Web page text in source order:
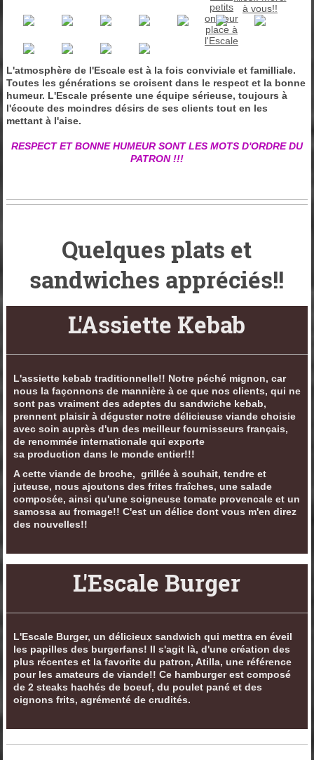
L'atmosphère de l'Escale est à la fois conviviale et familliale.
Toutes les générations se croisent dans le respect et la bonne
humeur. L'Escale présente une équipe sérieuse, toujours à
l'écoute des moindres désirs de ses clients tout en les
mettant à l'aise.
RESPECT ET BONNE HUMEUR SONT LES MOTS D'ORDRE DU
PATRON !!!
Quelques plats et
sandwiches appréciés!!
L'Assiette Kebab
L'assiette kebab traditionnelle!! Notre péché mignon, car
nous la façonnons de mannière à ce que nos clients, qui ne
sont pas vraiment des adeptes du sandwiche kebab,
prennent plaisir à déguster notre délicieuse viande choisie
avec soin auprès d'un des meilleur fournisseurs français,
de renommée internationale qui exporte
sa production dans le monde entier!!!
A cette viande de broche, grillée à souhait, tendre et
juteuse, nous ajoutons des frites fraîches, une salade
composée, ainsi qu'une soigneuse tomate provencale et un
samossa au fromage!! C'est un délice dont vous m'en direz
des nouvelles!!
L'Escale Burger
L'Escale Burger, un délicieux sandwich qui mettra en éveil
les papilles des burgerfans! Il s'agit là, d'une création des
plus récentes et la favorite du patron, Atilla, une référence
pour les amateurs de viande!! Ce hamburger est composé
de 2 steaks hachés de boeuf, du poulet pané et des
oignons frits, agrémenté de crudités.